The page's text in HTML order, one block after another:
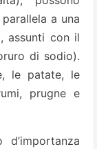
a una
assunti con il
di sodio).
le patate, le
prugne e